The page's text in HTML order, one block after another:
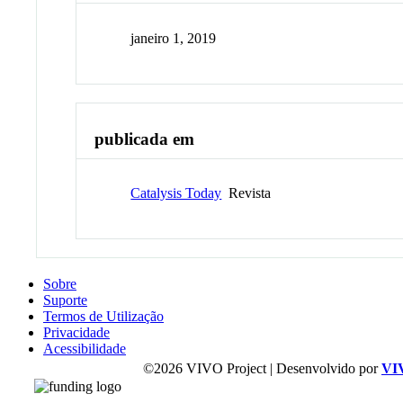
janeiro 1, 2019
publicada em
Catalysis Today Revista
Sobre
Suporte
Termos de Utilização
Privacidade
Acessibilidade
©2026 VIVO Project | Desenvolvido por